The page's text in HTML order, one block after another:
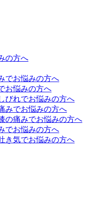
の方へ
でお悩みの方へ
お悩みの方へ
びれでお悩みの方へ
みでお悩みの方へ
の痛みでお悩みの方へ
でお悩みの方へ
き気でお悩みの方へ